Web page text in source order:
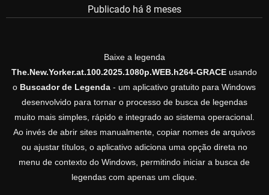
Publicado há 8 meses
Baixe a legenda
The.New.Yorker.at.100.2025.1080p.WEB.h264-GRACE usando
o Buscador de Legenda - um aplicativo gratuito para Windows
desenvolvido para tornar o processo de busca de legendas
muito mais simples, rápido e integrado ao sistema operacional.
Ao invés de abrir sites manualmente, copiar nomes de arquivos
ou ajustar títulos, o aplicativo adiciona uma opção direta no
menu de contexto do Windows, permitindo iniciar a busca de
legendas com apenas um clique.